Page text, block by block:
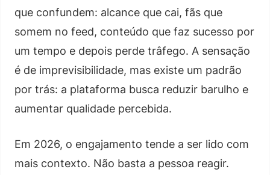
que confundem: alcance que cai, fãs que
somem no feed, conteúdo que faz sucesso por
um tempo e depois perde trâfego. A sensação
é de imprevisibilidade, mas existe um padrão
por trás: a plataforma busca reduzir barulho e
aumentar qualidade percebida.
Em 2026, o engajamento tende a ser lido com
mais contexto. Não basta a pessoa reagir.